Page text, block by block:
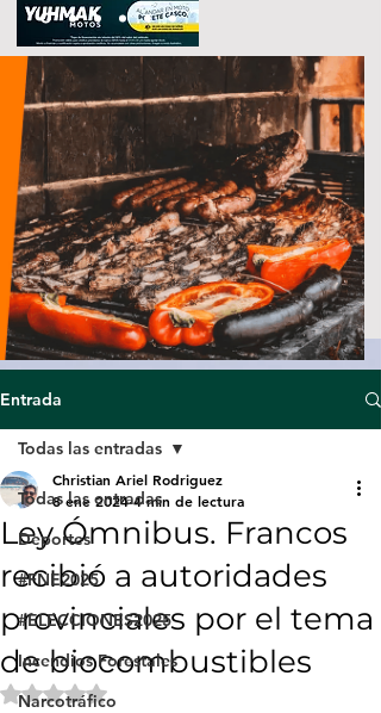
Entrada
Todas las entradas
Deportes
#FNE2025
#ELECCIONES2025
Incendios Forestales
Narcotráfico
Todas las entradas
Ley Ómnibus. Francos
recibió a autoridades
provinciales por el tema
de biocombustibles
Christian Ariel Rodriguez
8 ene 2024 4 min de lectura
Obtuvo NaN de 5 estrellas.